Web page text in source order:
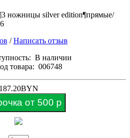
/ Написать отзыв
В наличии
товара: 006748
187.20BYN
от 500 р